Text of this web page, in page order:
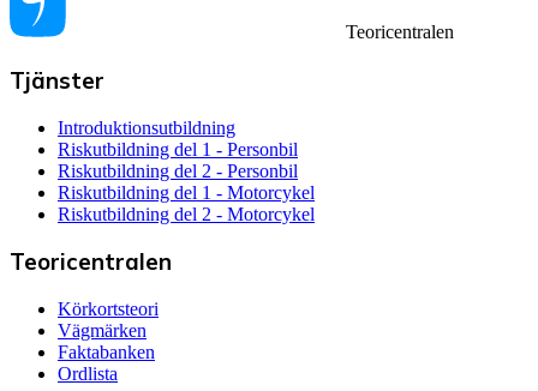
Teoricentralen
Tjänster
Introduktionsutbildning
Riskutbildning del 1 - Personbil
Riskutbildning del 2 - Personbil
Riskutbildning del 1 - Motorcykel
Riskutbildning del 2 - Motorcykel
Teoricentralen
Körkortsteori
Vägmärken
Faktabanken
Ordlista